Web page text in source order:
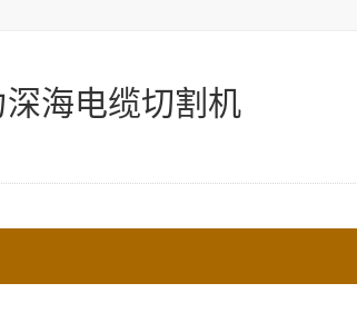
海电缆切割机